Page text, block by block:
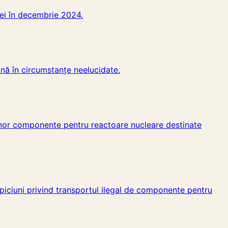
în decembrie 2024.
în circumstanțe neelucidate.
componente pentru reactoare nucleare destinate
privind transportul ilegal de componente pentru